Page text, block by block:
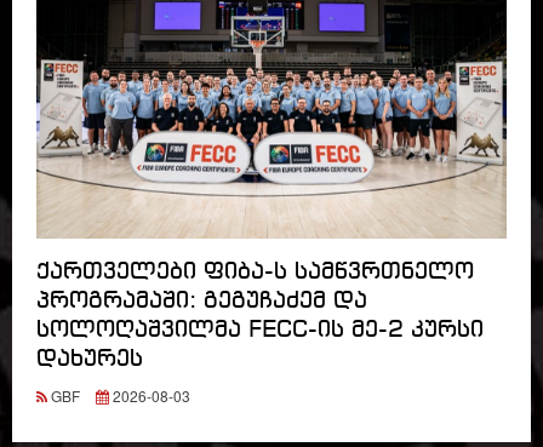
ქართველები ფიბა-ს სამწვრთნელო
პროგრამაში: გეგუჩაძემ და
სოლოღაშვილმა FECC-ის მე-2 კურსი
დახურეს
GBF 2026-08-03